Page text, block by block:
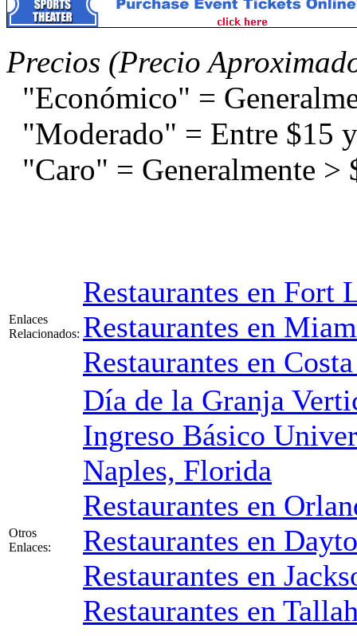
Precios (Precio
"Económico" =
"Moderado" = Entre $15
"Caro" = Generalmente >
Enlaces
Relacionados:
Restaurantes en Fort
Restaurantes en
Restaurantes en
Otros
Enlaces:
Día de la Granja
Ingreso Básico
Naples, Florida
Restaurantes en
Restaurantes en
Restaurantes en
Restaurantes en